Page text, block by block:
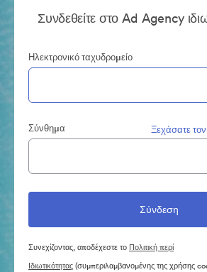
Συνδεθείτε στο Ad Agency
Ηλεκτρονικό ταχυδρομείο
Σύνθημα Ξεχάσατε
Συνεχίζοντας, αποδέχεστε το Πολιτική περί
Ιδιωτικότητας(συμπεριλαμβανομένης της χρήσης